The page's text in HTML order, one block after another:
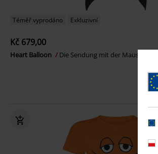
Téměř vyprodáno Exkluzivní
Kč 679,00
Heart Balloon Die Sendung mit der Maus